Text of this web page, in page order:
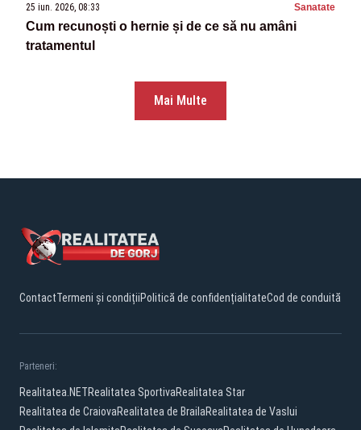
25 iun. 2026, 08:33 Sanatate
Cum recunoști o hernie și de ce să nu amâni
tratamentul
Mai Multe
ContactTermeni și condițiiPolitică de confidențialitateCod de conduită
Parteneri:
Realitatea.NETRealitatea SportivaRealitatea Star
Realitatea de CraiovaRealitatea de BrailaRealitatea de Vaslui